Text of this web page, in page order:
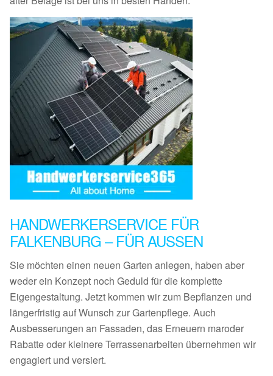
HANDWERKERSERVICE FÜR
FALKENBURG – FÜR AUSSEN
Sie möchten einen neuen Garten anlegen, haben aber
weder ein Konzept noch Geduld für die komplette
Eigengestaltung. Jetzt kommen wir zum Bepflanzen und
längerfristig auf Wunsch zur Gartenpflege. Auch
Ausbesserungen an Fassaden, das Erneuern maroder
Rabatte oder kleinere Terrassenarbeiten übernehmen wir
engagiert und versiert.